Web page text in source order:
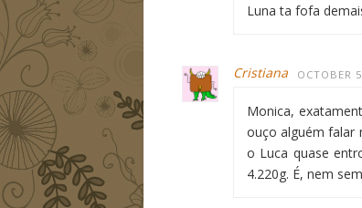
Luna ta fofa
Cristiana OCTOBER
Monica,
ouço alguém falar
o Luca quase
4.220g. É, nem